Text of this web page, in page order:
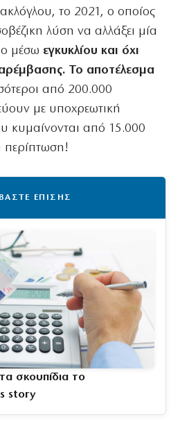
το 2021, ο οποίος
λύση να αλλάξει μία
μέσω εγκυκλίου και όχι
Το αποτέλεσμα
από 200.000
με υποχρεωτική
κυμαίνονται από 15.000
ΕΠΙΣΗΣ
σκουπίδια το
story